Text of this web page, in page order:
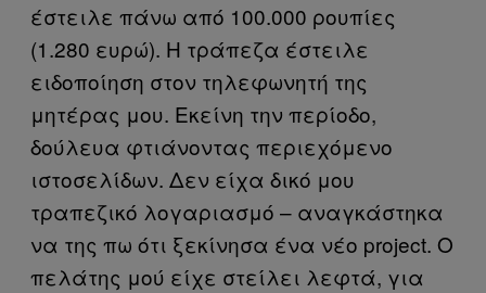
έστειλε πάνω από 100.000 ρουπίες
(1.280 ευρώ). Η τράπεζα έστειλε
ειδοποίηση στον τηλεφωνητή της
μητέρας μου. Εκείνη την περίοδο,
δούλευα φτιάνοντας περιεχόμενο
ιστοσελίδων. Δεν είχα δικό μου
τραπεζικό λογαριασμό – αναγκάστηκα
να της πω ότι ξεκίνησα ένα νέο project. Ο
πελάτης μού είχε στείλει λεφτά, για